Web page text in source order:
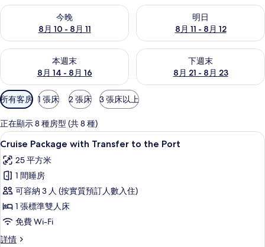
今晚
8月 10 - 8月 11
查看今晚 8月 10 - 8月 11的可訂空房
明日
8月 11 - 8月 12
查看明日 8月 11 - 8月 12的可訂
本週末
8月 14 - 8月 16
查看本週末 8月 14 - 8月 16的可訂空房
下週末
8月 21 - 8月 23
查看下週末 8月 21 - 8月 23的
可
用
嘅
客
房
篩
選
條
所有客房 1 張床 2 張床 3 張床以上
正在顯示 8 種房型 (共 8 種)
載
入
所
有
Cruise
Package
with
Transfer
Cruise Package with Transfer to the
10
Cruise Package with Transfer to the Port
25 平方米
1 間睡房
可容納 3 人 (按實質預訂人數入住)
1 張標準雙人床
免費 Wi-Fi
詳情
Cruise